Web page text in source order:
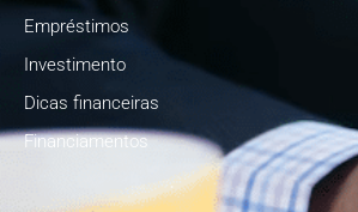
Empréstimos
Investimento
Dicas financeiras
Financiamentos